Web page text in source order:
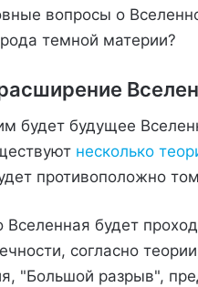
вопросы о
темной материи?
будет будущее
несколько
противоположно
Вселенная будет
согласно
"Большой разрыв",